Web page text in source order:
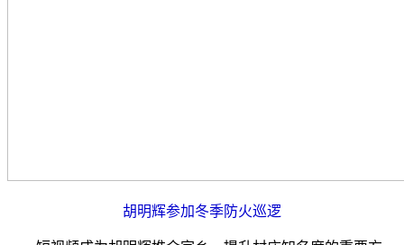
胡明辉参加冬季防火巡逻